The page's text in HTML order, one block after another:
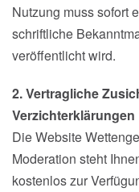
Nutzung muss sofort
schriftliche
veröffentlicht wird.
2. Vertragliche
Verzichterklärungen
Die Website
Moderation steht
kostenlos zur